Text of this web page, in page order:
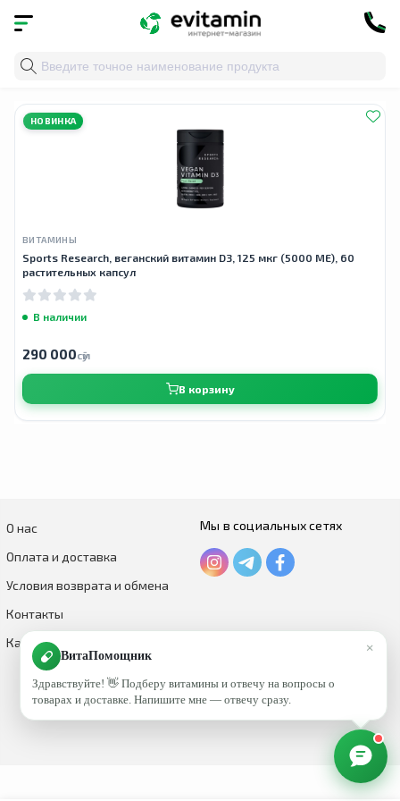
Главная » sports research vitamin d3
НОВИНКА
ВИТАМИНЫ
Sports Research, веганский витамин D3, 125 мкг (5000 МЕ), 60
растительных капсул
В наличии
290 000сӯм
В корзину
О нас
Оплата и доставка
Условия возврата и обмена
Контакты
Каталог по брендам
Мы в социальных сетях
×
ВитаПомощник
Здравствуйте! 👋 Подберу витамины и отвечу на вопросы о
товарах и доставке. Напишите мне — отвечу сразу.